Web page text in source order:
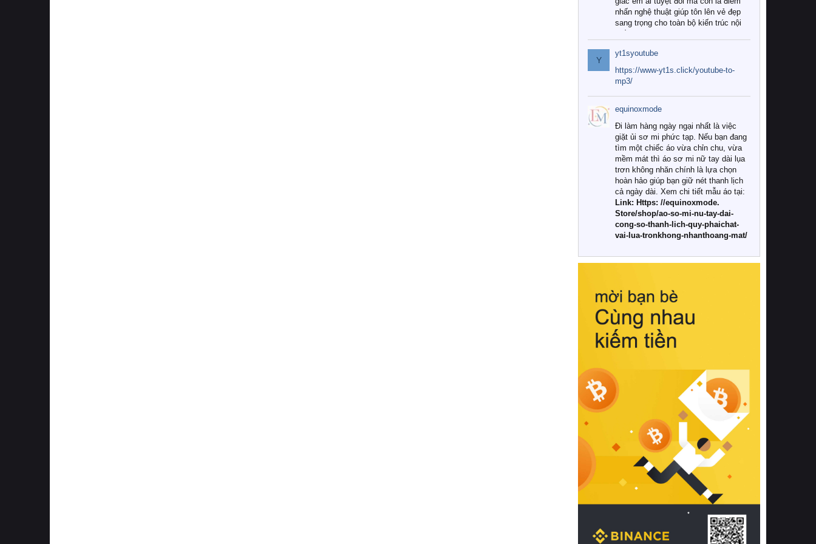
nhấn nghệ thuật giúp tôn lên vẻ đẹp
sang trọng cho toàn bộ kiến trúc nội
Tuy nhiên, giữa thị trường đa dạng
với vô vàn thương hiệu và mẫu mã
như hiện nay, làm thế nào để chọn
được những bộ chăn ga gối đệm cao
cấp thực sự chất lượng, phù hợp với
khí hậu và nhu cầu sử dụng của gia
đình? Hãy cùng chúng tôi đi tìm lời
giải đáp chi tiết qua bài viết dưới đây.
1. Tại sao các gia đình hiện đại lại ưa
chuộng chăn ga gối đệm cao cấp?
Khác với các dòng sản phẩm thông
thường, những bộ chăn ga gối đệm
cao cấp trải qua quy trình sản xuất
nghiêm ngặt từ khâu chọn lọc nguyên
liệu tự nhiên đến công nghệ dệt
nhuộm hiện đại không chứa hóa chất
này, bạn sẽ cảm nhận rõ rệt sự khác
hồi chuẩn xác của phần đệm nâng đỡ
cột sống.
Bên cạnh đó, việc lựa chọn các dòng
sản phẩm đạt chuẩn chất lượng quốc
tế còn giúp ngăn ngừa tình trạng kích
khuẩn và nấm mốc trong điều kiện
thời tiết nóng ẩm. Bạn có thể tìm hiểu
thêm các nghiên cứu khoa học về tác
động của giấc ngủ và môi trường
phòng ngủ đối với sức khỏe con
người tại Sleep Foundation (External
Link) để có cái nhìn toàn diện hơn.
2. Các tiêu chí vàng khi lựa chọn
chăn ga gối đệm cao cấp cho phòng
ngủ
Để sở hữu một bộ chăn ga gối đệm
cao cấp hoàn hảo cả về thẩm mỹ lẫn
công năng, người tiêu dùng cần cân
nhắc kỹ lưỡng các tiêu chí quan trọng
Y
yt1syoutube
https://www-yt1s.click/youtube-to-
mp3/
equinoxmode
Đi làm hàng ngày ngại nhất là việc
giặt ủi sơ mi phức tạp. Nếu bạn đang
tìm một chiếc áo vừa chỉn chu, vừa
mềm mát thì áo sơ mi nữ tay dài lụa
trơn không nhăn chính là lựa chọn
hoàn hảo giúp bạn giữ nét thanh lịch
cả ngày dài. Xem chi tiết mẫu áo tại:
Link: Https: //equinoxmode.
Store/shop/ao-so-mi-nu-tay-dai-
cong-so-thanh-lich-quy-phaichat-
vai-lua-tronkhong-nhanthoang-mat/